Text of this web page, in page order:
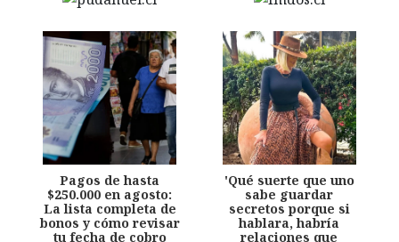
Pagos de hasta
$250.000 en agosto:
La lista completa de
bonos y cómo revisar
tu fecha de cobro
'Qué suerte que uno
sabe guardar
secretos porque si
hablara, habría
relaciones que